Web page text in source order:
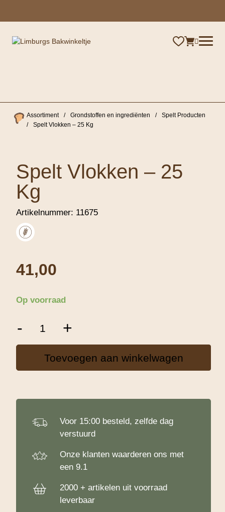
Assortiment / Grondstoffen en ingrediënten /
Spelt Producten
/
Spelt Vlokken – 25 Kg
Spelt Vlokken – 25
Kg
Artikelnummer: 11675
41,00
Op voorraad
-
25
aantal
+
Toevoegen aan winkelwagen
Voor 15:00 besteld, zelfde dag
verstuurd
Onze klanten waarderen ons met
een 9.1
2000 + artikelen uit voorraad
leverbaar